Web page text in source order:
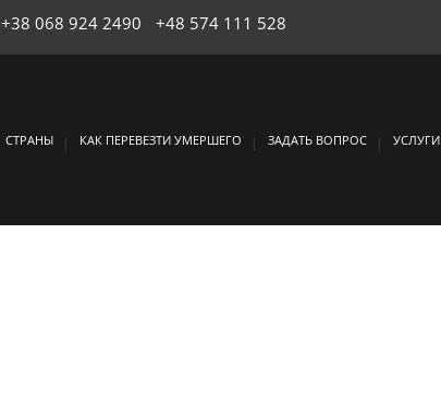
+38 068 924 2490 +48 574 111 528
СТРАНЫ КАК ПЕРЕВЕЗТИ УМЕРШЕГО ЗАДАТЬ ВОПРОС УСЛУГИ